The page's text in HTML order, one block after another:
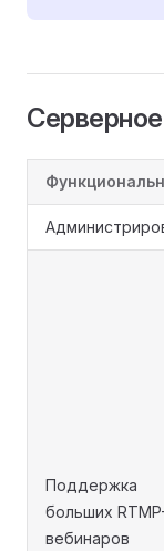
Поддержка
больших
вебинаров